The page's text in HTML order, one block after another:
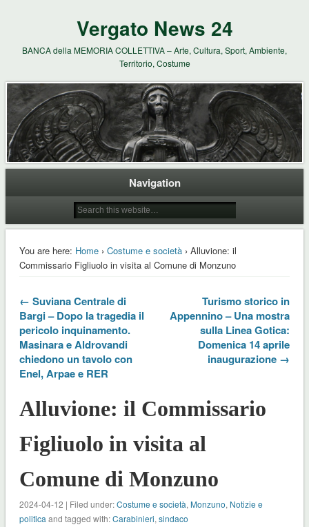
Vergato News 24
BANCA della MEMORIA COLLETTIVA – Arte, Cultura, Sport, Ambiente,
Territorio, Costume
Navigation
You are here: Home› Costume e società› Alluvione: il
Commissario Figliuolo in visita al Comune di Monzuno
← Suviana Centrale di
Bargi – Dopo la tragedia il
pericolo inquinamento.
Masinara e Aldrovandi
chiedono un tavolo con
Enel, Arpae e RER
Turismo storico in
Appennino – Una mostra
sulla Linea Gotica:
Domenica 14 aprile
inaugurazione →
Alluvione: il Commissario
Figliuolo in visita al
Comune di Monzuno
2024-04-12 | Filed under:Costume e società, Monzuno, Notizie e
politica and tagged with:Carabinieri, sindaco